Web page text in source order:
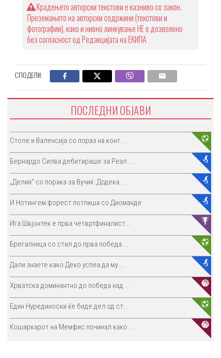
Крадењето авторски текстови е казниво со закон.
Преземањето на авторски содржини (текстови и
фотографии), како и нивно линкување НЕ е дозволено
без согласност од Редакцијата на ЕКИПА
СПОДЕЛИ:
ПОСЛЕДНИ ОБЈАВИ
Столе и Валенсија со пораз на конт...
Бернардо Силва дебитираше за Реал ...
„Делии“ со порака за Вучиќ: Додека...
И Нотингем форест потпиша со Диоманде
Ига Швјонтек е прва четвртфиналист...
Брегалница со стил до прва победа ...
Дали знаете како Деко успеа да му ...
Хрватска доминантно до победа над ...
Един Нурединоски ќе биде дел од ст...
Кошаркарот на Мемфис починал како ...